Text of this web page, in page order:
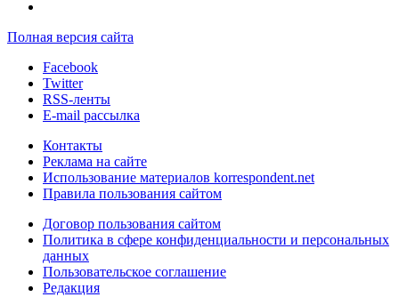
Полная версия сайта
Facebook
Twitter
RSS-ленты
E-mail рассылка
Контакты
Реклама на сайте
Использование материалов korrespondent.net
Правила пользования сайтом
Договор пользования сайтом
Политика в сфере конфиденциальности и персональных
данных
Пользовательское соглашение
Редакция